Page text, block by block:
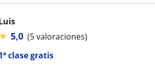
clase gratis
5,0 (5 valoraciones)